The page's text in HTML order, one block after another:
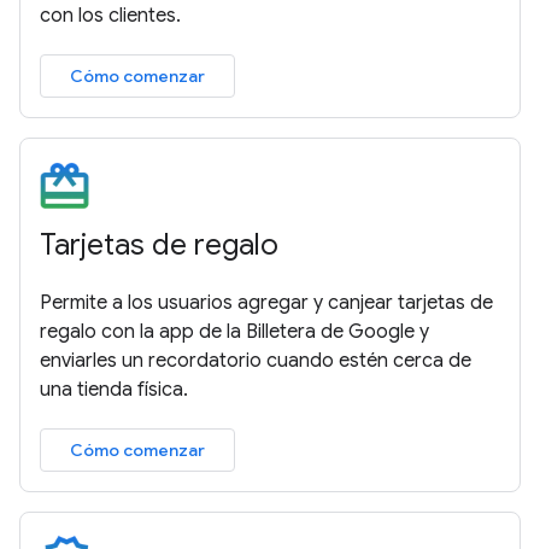
con los clientes.
Cómo comenzar
Tarjetas de regalo
Permite a los usuarios agregar y canjear tarjetas de
regalo con la app de la Billetera de Google y
enviarles un recordatorio cuando estén cerca de
una tienda física.
Cómo comenzar